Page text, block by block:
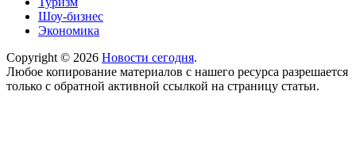
Шоу-бизнес
Экономика
Copyright © 2026 Новости сегодня.
Любое копирование материалов с нашего ресурса разрешается
только с обратной активной ссылкой на страницу статьи.